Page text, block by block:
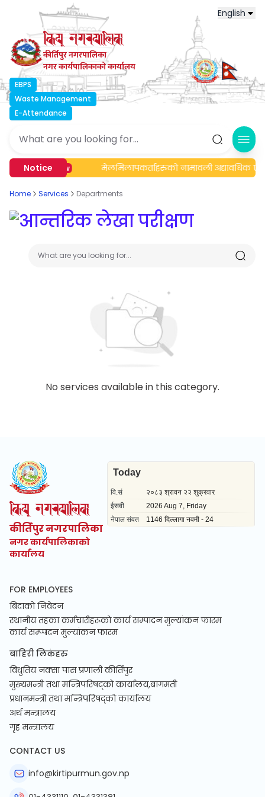
English
कीर्तिपुर नगरपालिका
नगर कार्यपालिकाको कार्यालय
EBPS
Waste Management
E-Attendance
Notice
सूचना। New मेलमिलापकर्ताहरुको नामावली अद्यावधिक
Home Services Departments
आन्तरिक लेखा परीक्षण
No services available in this category.
कीर्तिपुर नगरपालिका
नगर कार्यपालिकाको
कार्यालय
FOR EMPLOYEES
बिदाको निवेदन
स्थानीय तहका कर्मचारीहरूको कार्य सम्पादन मुल्यांकन फारम
कार्य सम्प्पदन मुल्यांकन फारम
बाहिरी लिकंहरु
विधुतिय नक्सा पास प्रणाली कीर्तिपुर
मुख्यमन्त्री तथा मन्त्रिपरिषद्को कार्यालय,बागमती
प्रधानमन्त्री तथा मन्त्रिपरिषद्को कार्यालय
अर्थ मन्त्रालय
गृह मन्त्रालय
CONTACT US
info@kirtipurmun.gov.np